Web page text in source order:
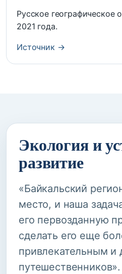
Русское географическое
2021 года.
Источник →
Экология и
развитие
«Байкальский
место, и наша
его первозданную
сделать его еще
привлекательным и
путешественников».